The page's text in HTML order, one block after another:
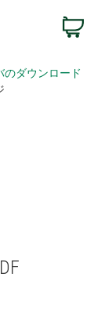
ダウンロード